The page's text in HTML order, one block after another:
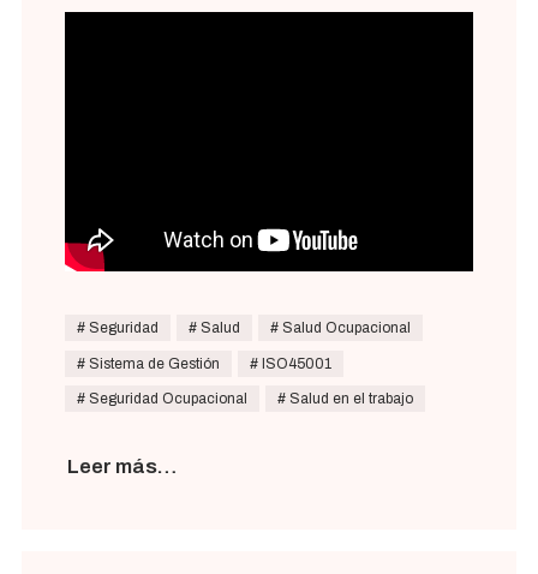
Seguridad Salud Salud Ocupacional
Sistema de Gestión ISO45001
Seguridad Ocupacional Salud en el trabajo
Leer más…